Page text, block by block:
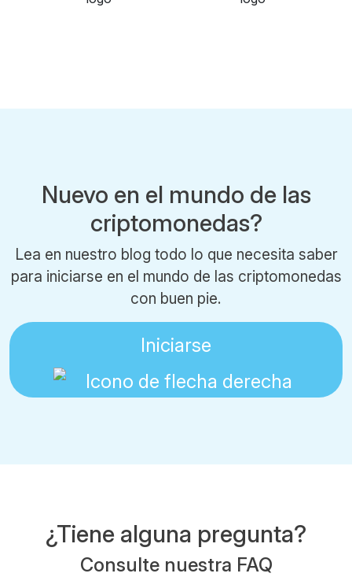
Nuevo en el mundo de las
criptomonedas?
Lea en nuestro blog todo lo que necesita saber
para iniciarse en el mundo de las criptomonedas
con buen pie.
Iniciarse
¿Tiene alguna pregunta?
Consulte nuestra FAQ